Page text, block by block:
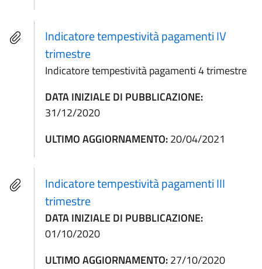
Indicatore tempestività pagamenti IV
trimestre
Indicatore tempestività pagamenti 4 trimestre
DATA INIZIALE DI PUBBLICAZIONE:
31/12/2020
ULTIMO AGGIORNAMENTO:20/04/2021
Indicatore tempestività pagamenti III
trimestre
DATA INIZIALE DI PUBBLICAZIONE:
01/10/2020
ULTIMO AGGIORNAMENTO:27/10/2020